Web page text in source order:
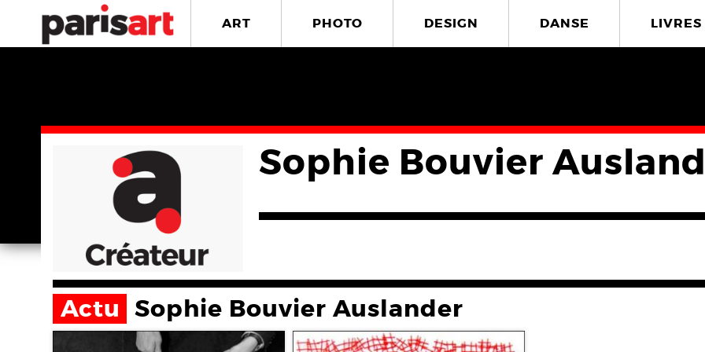
ART PHOTO DESIGN DANSE LIVRES
Sophie Bouvier
Actu Sophie Bouvier Auslander